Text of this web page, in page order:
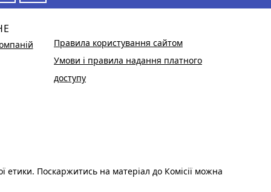
Правила користування сайтом
Умови і правила надання платного
доступу
етики. Поскаржитись на матеріал до Комісії можна